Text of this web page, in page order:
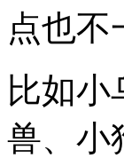
点也不
比如
兽、小